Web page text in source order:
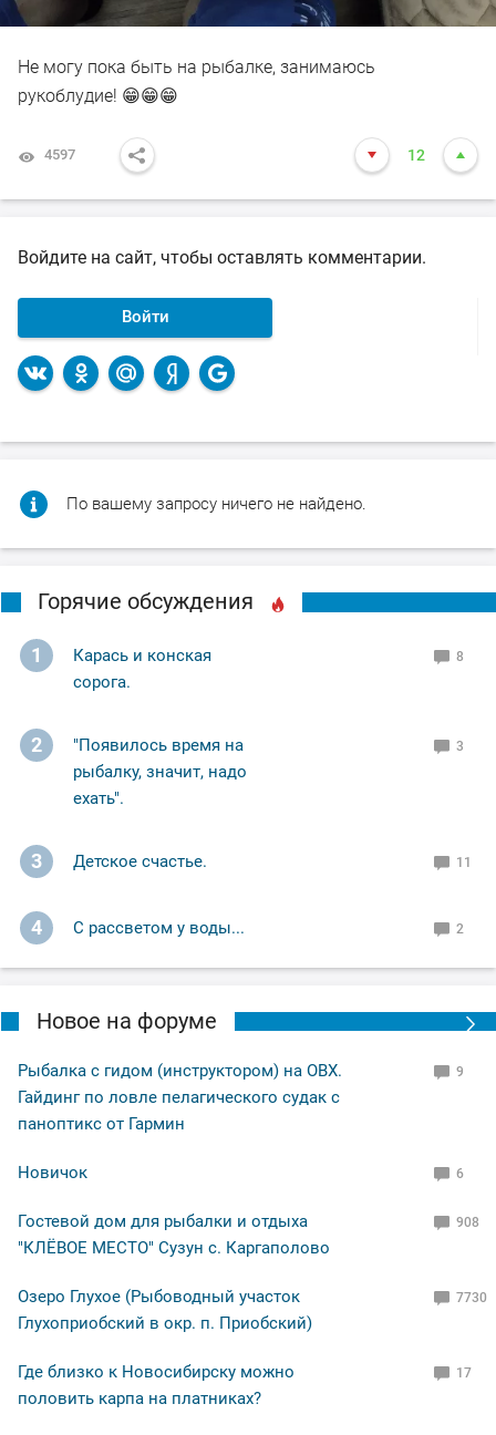
Не могу пока быть на рыбалке, занимаюсь
рукоблудие! 😁😁😁
4597 12
Войдите на сайт, чтобы оставлять комментарии.
Войти
По вашему запросу ничего не найдено.
Горячие обсуждения
1
Карась и конская
сорога.
8
2
"Появилось время на
рыбалку, значит, надо
ехать".
3
3 Детское счастье. 11
4 С рассветом у воды... 2
Новое на форуме
Рыбалка с гидом (инструктором) на ОВХ.
Гайдинг по ловле пелагического судак с
паноптикс от Гармин
9
Новичок 6
Гостевой дом для рыбалки и отдыха
"КЛЁВОЕ МЕСТО" Сузун с. Каргаполово
908
Озеро Глухое (Рыбоводный участок
Глухоприобский в окр. п. Приобский)
7730
Где близко к Новосибирску можно
половить карпа на платниках?
17